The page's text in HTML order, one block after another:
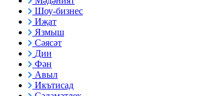
Шоу-бизнес
Иҗат
Язмыш
Сәясәт
Дин
Фән
Авыл
Икътисад